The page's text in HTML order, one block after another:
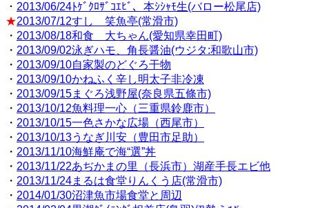
・ 2013/06/24ﾄｹﾞｸﾛｻﾞｺｴﾋﾞ、本ｼｼｬﾓ生(バロー松尾店)
★2013/07/12すし 笑魚亭(常滑市)
・ 2013/08/18和食 大ちゃん(愛知県幸田町)
・ 2013/09/02泳ぎハモ、角長醤油(ウジタ:和歌山市)
・ 2013/09/10自家製のどぐろ干物
・ 2013/09/10かねふく辛し明太子非冷凍
・ 2013/09/15まぐろ浅野屋(奈良県五條市)
・ 2013/10/12魚料理一心（三重県鈴鹿市）
・ 2013/10/15一色さかな広場（西尾市）
・ 2013/10/13うなぎ川安（豊田市足助）
・ 2013/11/10海鮮庵で海“選”丼
・ 2013/11/22あぢかまの里（長浜市）湖産手長エビ他
・ 2013/11/24まるは食堂りんくう店(常滑市)
・ 2014/01/30沼津魚市場食堂と周辺